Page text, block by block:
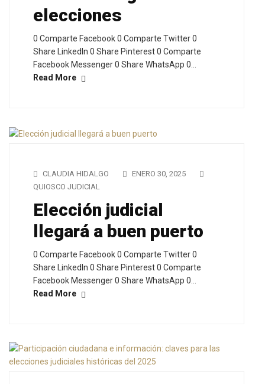
elecciones
0 Comparte Facebook 0 Comparte Twitter 0
Share LinkedIn 0 Share Pinterest 0 Comparte
Facebook Messenger 0 Share WhatsApp 0…
Read More
CLAUDIA HIDALGO
ENERO 30, 2025
QUIOSCO JUDICIAL
Elección judicial
llegará a buen puerto
0 Comparte Facebook 0 Comparte Twitter 0
Share LinkedIn 0 Share Pinterest 0 Comparte
Facebook Messenger 0 Share WhatsApp 0…
Read More